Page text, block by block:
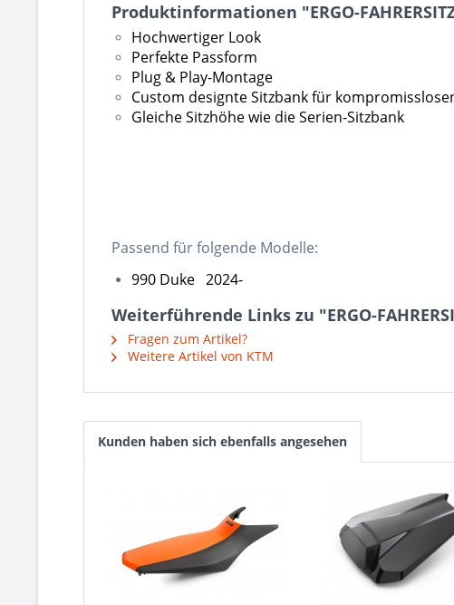
Produktinformationen "ERGO-
Hochwertiger Look
Perfekte Passform
Plug & Play-Montage
Custom designte Sitzbank für
Gleiche Sitzhöhe wie die Serien-Sitzbank
Passend für folgende Modelle:
990 Duke 2024-
Weiterführende Links zu "ERGO-
Fragen zum Artikel?
Weitere Artikel von KTM
Kunden haben sich ebenfalls angesehen